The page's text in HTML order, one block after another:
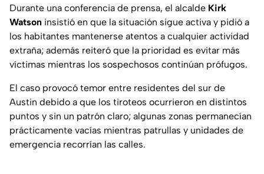
Durante una conferencia de prensa, el alcalde Kirk
Watson insistió en que la situación sigue activa y pidió a
los habitantes mantenerse atentos a cualquier actividad
extraña; además reiteró que la prioridad es evitar más
víctimas mientras los sospechosos continúan prófugos.
El caso provocó temor entre residentes del sur de
Austin debido a que los tiroteos ocurrieron en distintos
puntos y sin un patrón claro; algunas zonas permanecían
prácticamente vacías mientras patrullas y unidades de
emergencia recorrían las calles.